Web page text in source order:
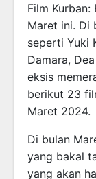
Film
Maret ini. Di
seperti Yuki
Damara,
eksis
berikut 23
Maret 2024.
Di bulan
yang bakal
yang akan